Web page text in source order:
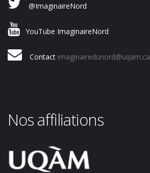
@ImaginaireNord
YouTube ImaginaireNord
Contact imaginairedunord@uqam.ca
Nos affiliations